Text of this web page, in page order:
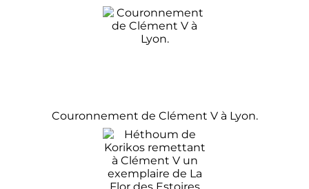
Couronnement de Clément Và Lyon.